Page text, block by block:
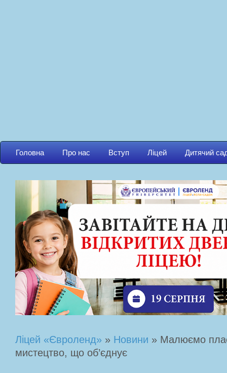
Головна Про нас Вступ Ліцей Дитячий
Ліцей «Євроленд» » Новини » Малюємо
мистецтво, що об’єднує